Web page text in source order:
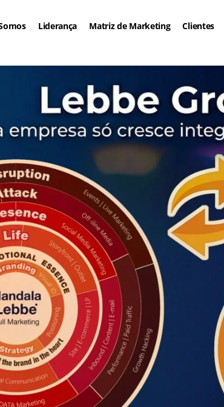
Liderança Matriz de Marketing Clientes